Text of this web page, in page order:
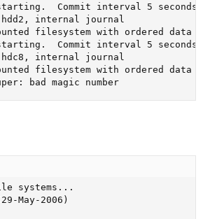
Commit interval 5 seconds
hdd2, internal journal
filesystem with ordered data
Commit interval 5 seconds
hdc8, internal journal
filesystem with ordered data
bad magic number
systems...
May-2006)